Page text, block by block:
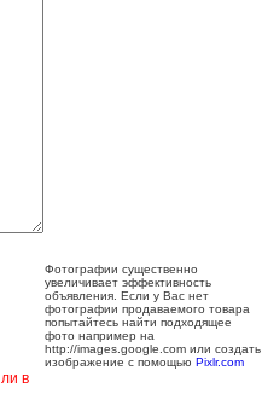
в
Фотографии существенно
увеличивает эффективность
объявления. Если у Вас нет
фотографии продаваемого товара
попытайтесь найти подходящее
фото например на
http://images.google.com или создать
изображение с помощью Pixlr.com